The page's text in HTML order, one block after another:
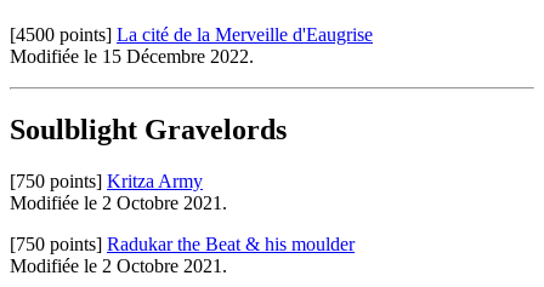
[4500 points] La cité de la Merveille d'Eaugrise
Modifiée le 15 Décembre 2022.
Soulblight Gravelords
[750 points] Kritza Army
Modifiée le 2 Octobre 2021.
[750 points] Radukar the Beat & his moulder
Modifiée le 2 Octobre 2021.